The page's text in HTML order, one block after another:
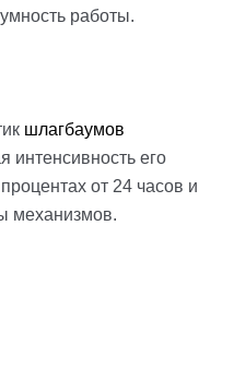
работы.
шлагбаумов
интенсивность его
от 24 часов и
механизмов.